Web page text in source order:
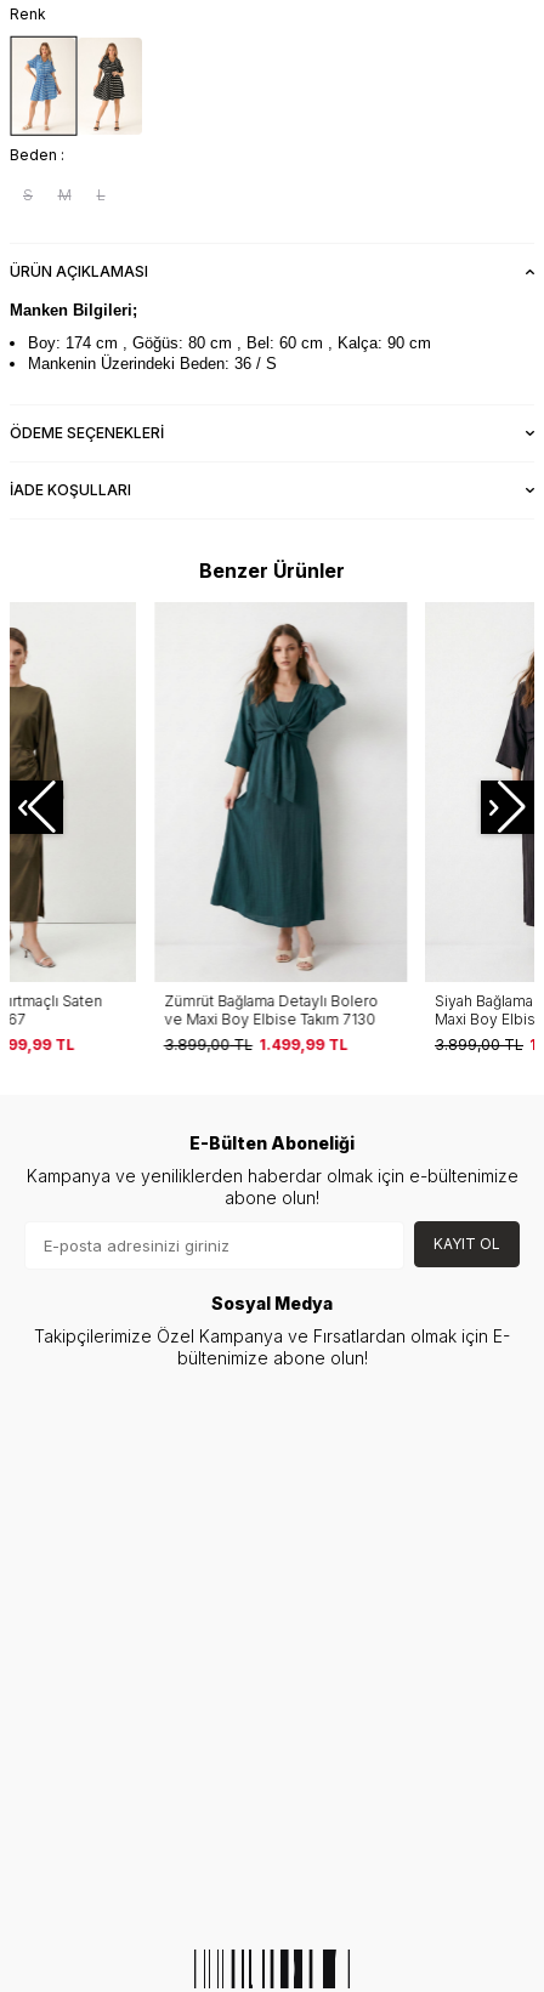
Renk
Beden :
S M L
ÜRÜN AÇIKLAMASI
Manken Bilgileri;
Boy: 174 cm , Göğüs: 80 cm , Bel: 60 cm , Kalça: 90 cm
Mankenin Üzerindeki Beden: 36 / S
ÖDEME SEÇENEKLERI
İADE KOŞULLARI
Benzer Ürünler
Zümrüt Bağlama Detaylı Bolero
ve Maxi Boy Elbise Takım 7130
3.899,00
1.499,99TL
Siyah Bağlama Detaylı Bolero ve
Maxi Boy Elbise Takım 7130
3.899,00
1.499,99TL
E-Bülten Aboneliği
Kampanya ve yeniliklerden haberdar olmak için e-bültenimize
abone olun!
KAYIT OL
Sosyal Medya
Takipçilerimize Özel Kampanya ve Fırsatlardan olmak için E-
bültenimize abone olun!